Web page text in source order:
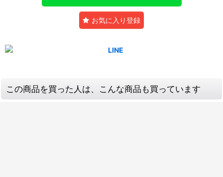
お気に入り登録
この商品を買った人は、こんな商品も買っています